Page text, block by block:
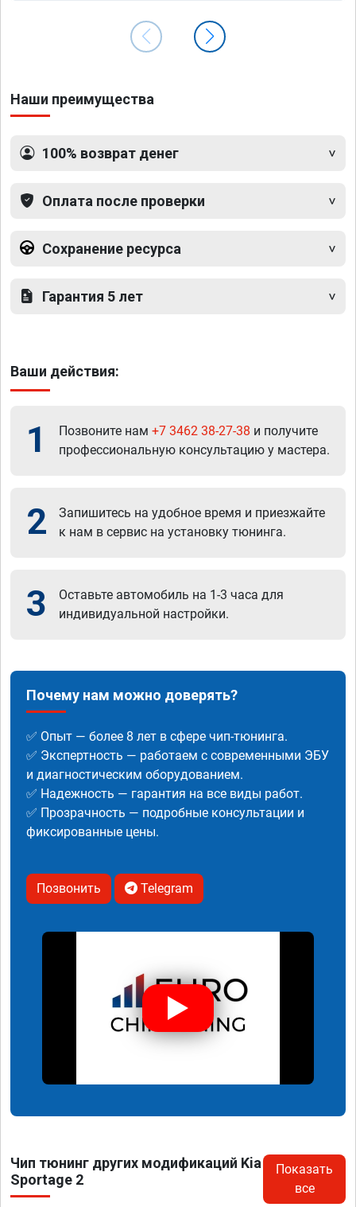
Наши преимущества
100% возврат денег
Оплата после проверки
Сохранение ресурса
Гарантия 5 лет
Ваши действия:
1 Позвоните нам +7 3462 38-27-38 и получите
профессиональную консультацию у мастера.
2
Запишитесь на удобное время и приезжайте
к нам в сервис на установку тюнинга.
3
Оставьте автомобиль на 1-3 часа для
индивидуальной настройки.
Почему нам можно доверять?
✅ Опыт — более 8 лет в сфере чип-тюнинга.
✅ Экспертность — работаем с современными ЭБУ
и диагностическим оборудованием.
✅ Надежность — гарантия на все виды работ.
✅ Прозрачность — подробные консультации и
фиксированные цены.
Позвонить Telegram
Чип тюнинг других модификаций Kia
Sportage 2
Показать
все